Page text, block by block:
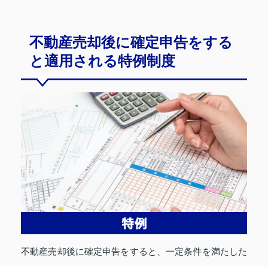
不動産売却後に確定申告をする
と適用される特例制度
不動産売却後に確定申告をすると、一定条件を満たした